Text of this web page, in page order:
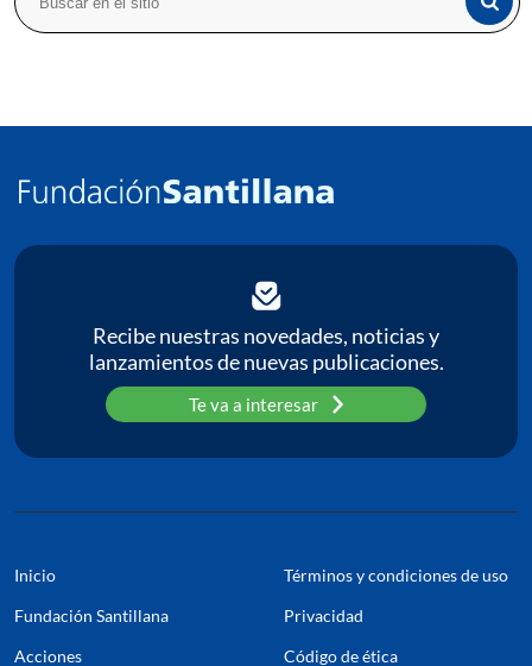
Recibe nuestras novedades, noticias y
lanzamientos de nuevas publicaciones.
Te va a interesar
Inicio
Fundación Santillana
Acciones
Términos y condiciones de uso
Privacidad
Código de ética